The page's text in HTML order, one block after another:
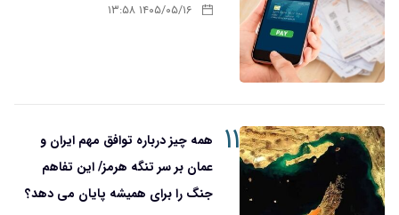
۱۴۰۵/۰۵/۱۶ ۱۳:۵۸
۱۱
همه چیز درباره توافق مهم ایران و
عمان بر سر تنگه هرمز/ این تفاهم
جنگ را برای همیشه پایان می دهد؟